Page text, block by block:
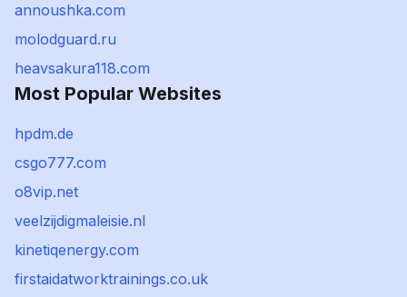
annoushka.com
molodguard.ru
heavsakura118.com
Most Popular Websites
hpdm.de
csgo777.com
o8vip.net
veelzijdigmaleisie.nl
kinetiqenergy.com
firstaidatworktrainings.co.uk